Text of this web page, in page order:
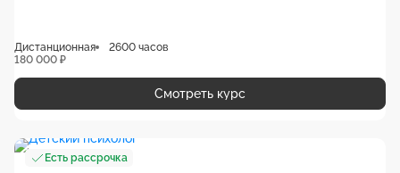
Дистанционная
2600 часов
180 000 ₽
Смотреть курс
Есть рассрочка